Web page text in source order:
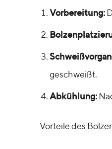
Vorbereitung:
geschweißt.
Abkühlung:
Vorteile des